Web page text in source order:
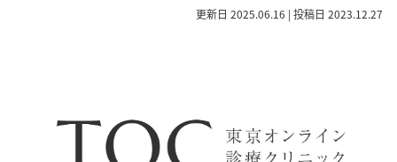
更新日 2025.06.16 | 投稿日 2023.12.27